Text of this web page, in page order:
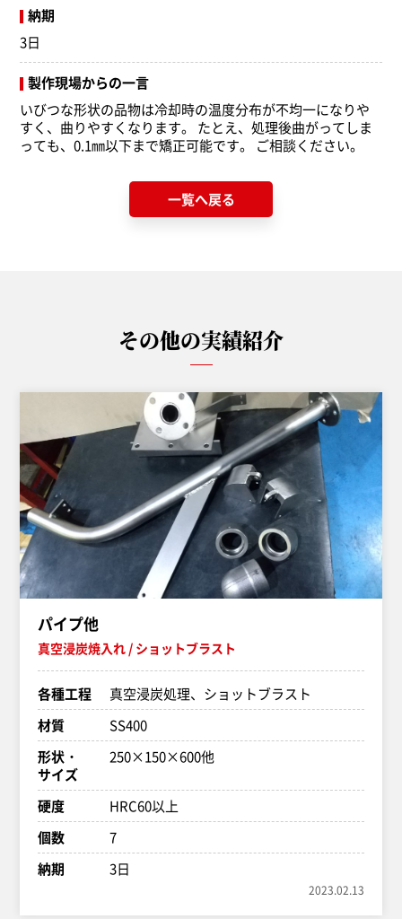
納期
3日
製作現場からの一言
いびつな形状の品物は冷却時の温度分布が不均一になりや
すく、曲りやすくなります。 たとえ、処理後曲がってしま
っても、0.1㎜以下まで矯正可能です。 ご相談ください。
一覧へ戻る
その他の実績紹介
パイプ他
真空浸炭焼入れ ショットブラスト
各種工程
真空浸炭処理、ショットブラスト
材質
SS400
形状・
サイズ
250×150×600他
硬度
HRC60以上
個数
7
納期
3日
2023.02.13